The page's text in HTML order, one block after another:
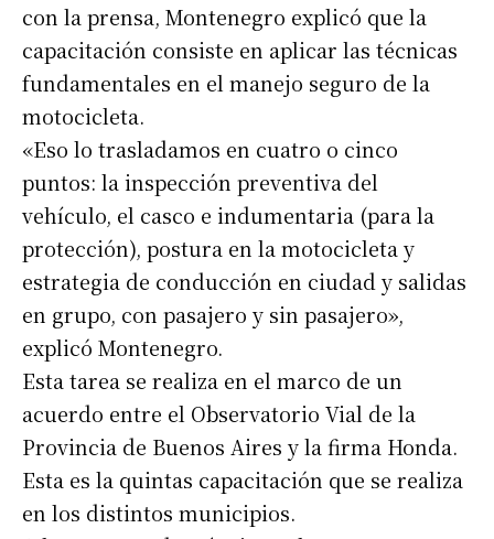
con la prensa, Montenegro explicó que la
capacitación consiste en aplicar las técnicas
fundamentales en el manejo seguro de la
motocicleta.
«Eso lo trasladamos en cuatro o cinco
puntos: la inspección preventiva del
vehículo, el casco e indumentaria (para la
protección), postura en la motocicleta y
estrategia de conducción en ciudad y salidas
en grupo, con pasajero y sin pasajero»,
explicó Montenegro.
Esta tarea se realiza en el marco de un
acuerdo entre el Observatorio Vial de la
Provincia de Buenos Aires y la firma Honda.
Esta es la quintas capacitación que se realiza
en los distintos municipios.